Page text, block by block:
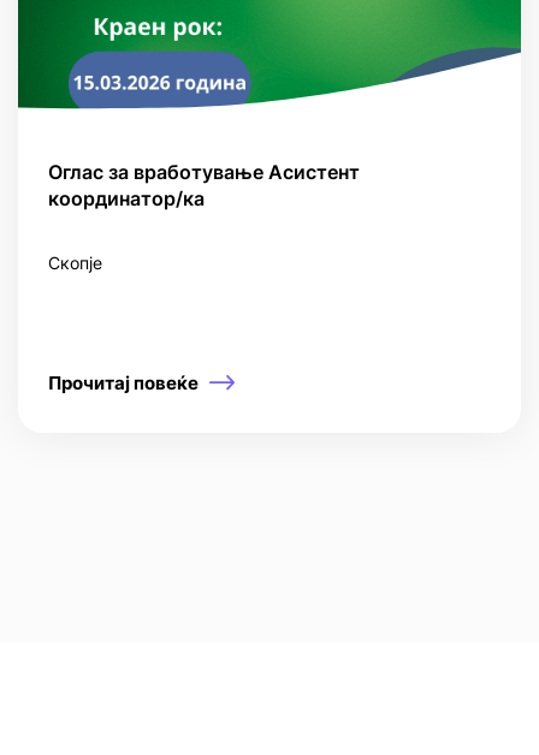
Оглас за вработување Асистент
координатор/ка
Скопје
Прочитај повеќе